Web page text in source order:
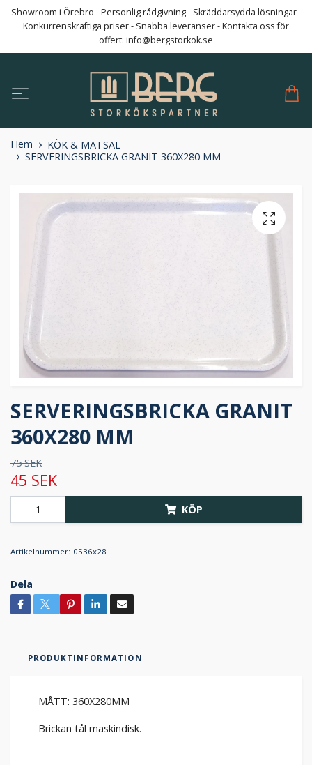
Showroom i Örebro - Personlig rådgivning - Skräddarsydda lösningar -
Konkurrenskraftiga priser - Snabba leveranser - Kontakta oss för
offert: info@bergstorkok.se
Hem
KÖK & MATSAL
SERVERINGSBRICKA GRANIT 360X280 MM
SERVERINGSBRICKA GRANIT
360X280 MM
75 SEK
45 SEK
KÖP
Artikelnummer: 0536x28
Dela
PRODUKTINFORMATION
MÅTT: 360X280MM
Brickan tål maskindisk.